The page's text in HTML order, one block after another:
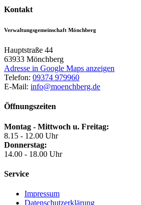
Kontakt
Verwaltungsgemeinschaft Mönchberg
Hauptstraße 44
63933 Mönchberg
Adresse in Google Maps anzeigen
Telefon: 09374 979960
E-Mail: info@moenchberg.de
Öffnungszeiten
Montag - Mittwoch u. Freitag:
8.15 - 12.00 Uhr
Donnerstag:
14.00 - 18.00 Uhr
Service
Impressum
Datenschutzerklärung